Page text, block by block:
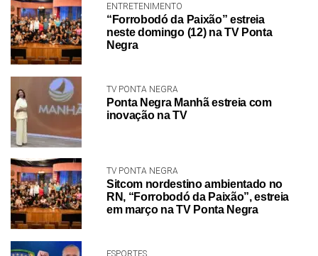
ENTRETENIMENTO
“Forrobodó da Paixão” estreia
neste domingo (12) na TV Ponta
Negra
TV PONTA NEGRA
Ponta Negra Manhã estreia com
inovação na TV
TV PONTA NEGRA
Sitcom nordestino ambientado no
RN, “Forrobodó da Paixão”, estreia
em março na TV Ponta Negra
ESPORTES